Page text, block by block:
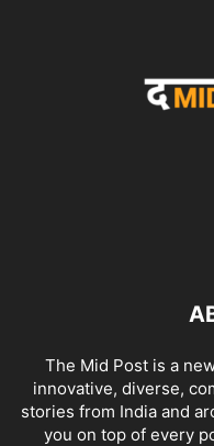
The Mid Post is a
innovative, diverse,
stories from India and
you on top of every